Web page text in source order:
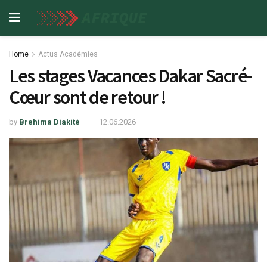
Home Actus Académies
Les stages Vacances Dakar Sacré-
Cœur sont de retour !
by Brehima Diakité 12.06.2026